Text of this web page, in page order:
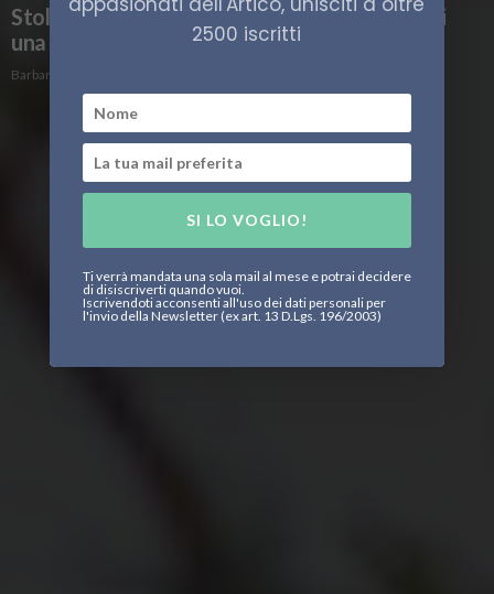
Stolen: nel cuore del Grande Nord, la storia di
una cultura che resiste
Barbara Fioravanzo
2500 iscritti
SI LO VOGLIO!
Ti verrà mandata una sola mail al mese e potrai decidere
di disiscriverti quando vuoi.
Iscrivendoti acconsenti all'uso dei dati personali per
l'invio della Newsletter (ex art. 13 D.Lgs. 196/2003)